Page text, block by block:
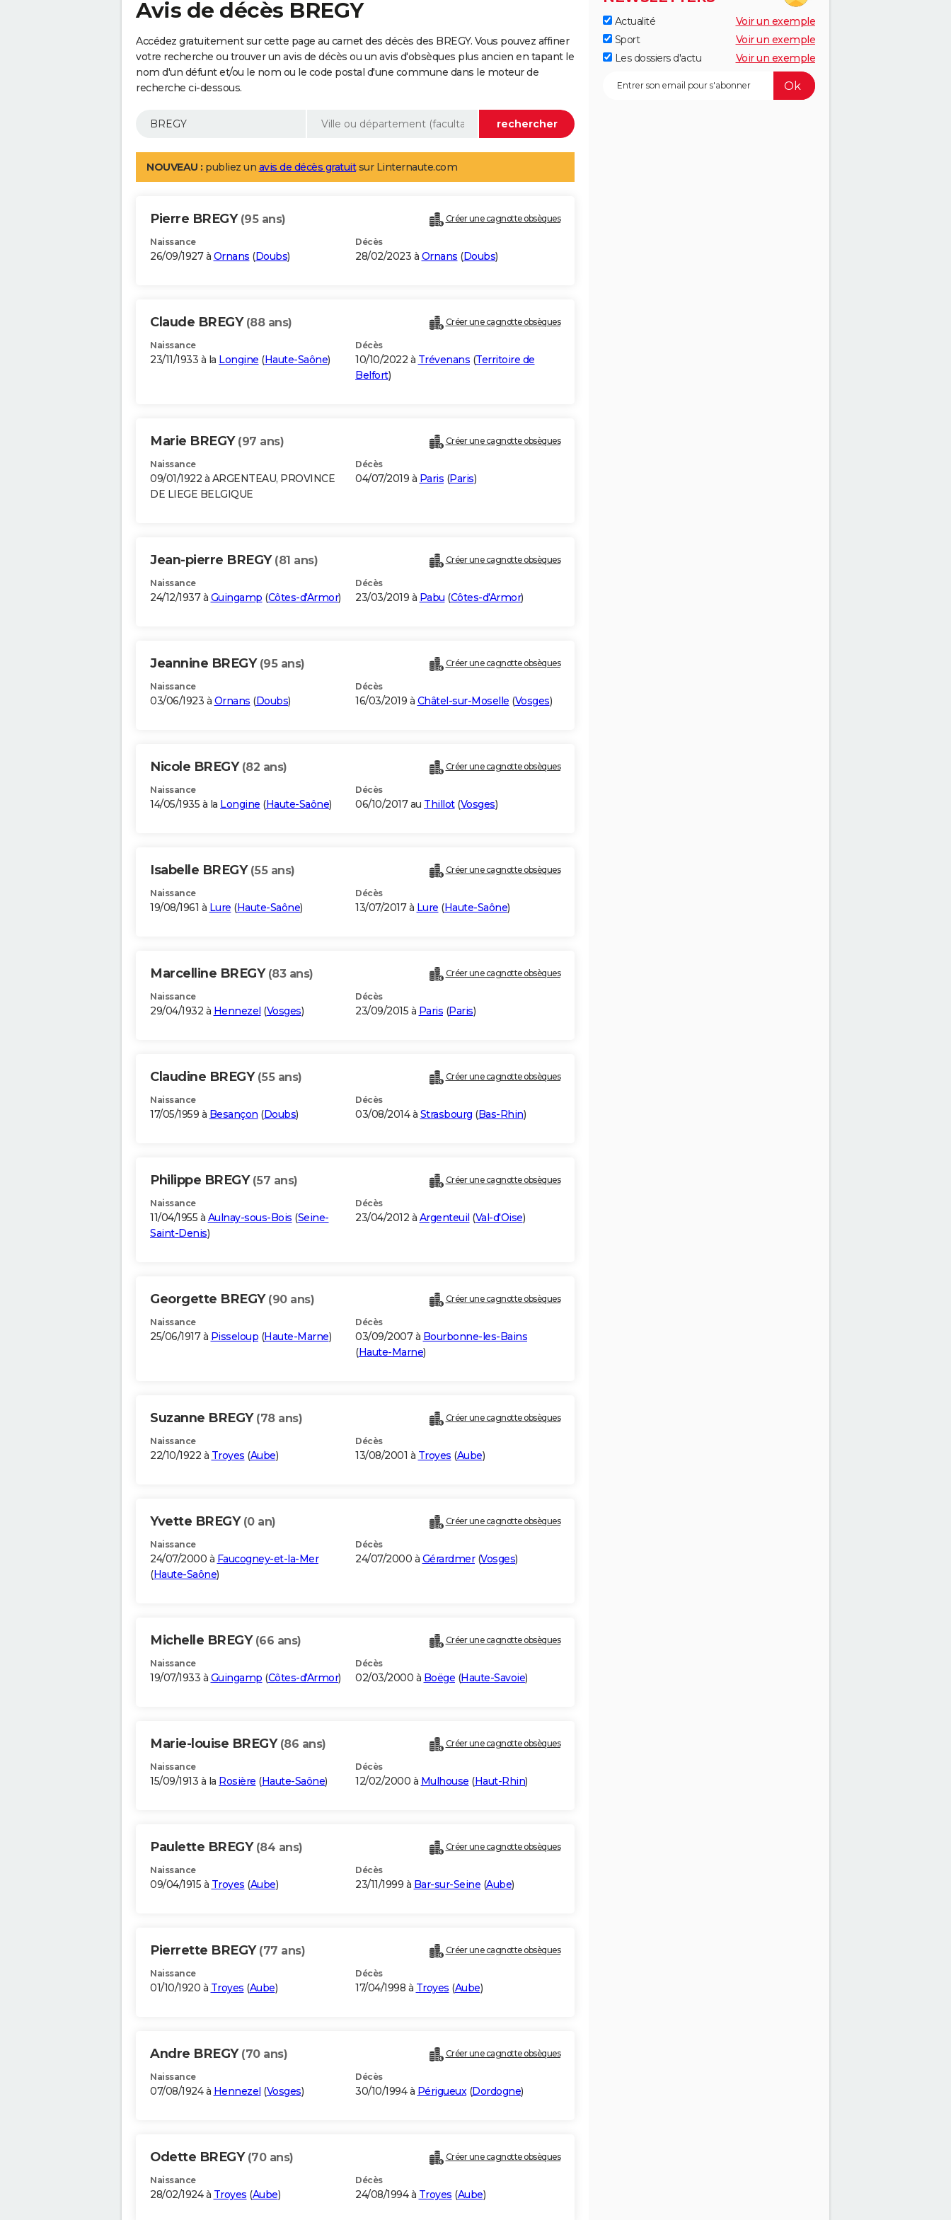
Avis de décès BREGY
Accédez gratuitement sur cette page au carnet des décès des BREGY. Vous pouvez affiner
votre recherche ou trouver un avis de décès ou un avis d'obsèques plus ancien en tapant le
nom d'un défunt et/ou le nom ou le code postal d'une commune dans le moteur de
recherche ci-dessous.
NOUVEAU : publiez un avis de décès gratuitsur Linternaute.com
Pierre BREGY (95 ans) Créer une cagnotte obsèques
Naissance
26/09/1927 à Ornans (Doubs)
Décès
28/02/2023 à Ornans (Doubs)
Claude BREGY (88 ans) Créer une cagnotte obsèques
Naissance
23/11/1933 à la Longine (Haute-Saône)
Décès
10/10/2022 à Trévenans (Territoire de
Belfort)
Marie BREGY (97 ans) Créer une cagnotte obsèques
Naissance
09/01/1922 à ARGENTEAU, PROVINCE
DE LIEGE BELGIQUE
Décès
04/07/2019 à Paris (Paris)
Jean-pierre BREGY (81 ans) Créer une cagnotte obsèques
Naissance
24/12/1937 à Guingamp (Côtes-d'Armor)
Décès
23/03/2019 à Pabu (Côtes-d'Armor)
Jeannine BREGY (95 ans) Créer une cagnotte obsèques
Naissance
03/06/1923 à Ornans (Doubs)
Décès
16/03/2019 à Châtel-sur-Moselle (Vosges)
Nicole BREGY (82 ans) Créer une cagnotte obsèques
Naissance
14/05/1935 à la Longine (Haute-Saône)
Décès
06/10/2017 au Thillot(Vosges)
Isabelle BREGY (55 ans) Créer une cagnotte obsèques
Naissance
19/08/1961 à Lure (Haute-Saône)
Décès
13/07/2017 à Lure (Haute-Saône)
Marcelline BREGY (83 ans) Créer une cagnotte obsèques
Naissance
29/04/1932 à Hennezel (Vosges)
Décès
23/09/2015 à Paris (Paris)
Claudine BREGY (55 ans) Créer une cagnotte obsèques
Naissance
17/05/1959 à Besançon (Doubs)
Décès
03/08/2014 à Strasbourg (Bas-Rhin)
Philippe BREGY (57 ans) Créer une cagnotte obsèques
Naissance
11/04/1955 à Aulnay-sous-Bois (Seine-
Saint-Denis)
Décès
23/04/2012 à Argenteuil (Val-d'Oise)
Georgette BREGY (90 ans) Créer une cagnotte obsèques
Naissance
25/06/1917 à Pisseloup (Haute-Marne)
Décès
03/09/2007 à Bourbonne-les-Bains
(Haute-Marne)
Suzanne BREGY (78 ans) Créer une cagnotte obsèques
Naissance
22/10/1922 à Troyes (Aube)
Décès
13/08/2001 à Troyes (Aube)
Yvette BREGY (0 an) Créer une cagnotte obsèques
Naissance
24/07/2000 à Faucogney-et-la-Mer
(Haute-Saône)
Décès
24/07/2000 à Gérardmer(Vosges)
Michelle BREGY (66 ans) Créer une cagnotte obsèques
Naissance
19/07/1933 à Guingamp (Côtes-d'Armor)
Décès
02/03/2000 à Boëge (Haute-Savoie)
Marie-louise BREGY (86 ans) Créer une cagnotte obsèques
Naissance
15/09/1913 à la Rosière (Haute-Saône)
Décès
12/02/2000 à Mulhouse (Haut-Rhin)
Paulette BREGY (84 ans) Créer une cagnotte obsèques
Naissance
09/04/1915 à Troyes (Aube)
Décès
23/11/1999 à Bar-sur-Seine (Aube)
Pierrette BREGY (77 ans) Créer une cagnotte obsèques
Naissance
01/10/1920 à Troyes (Aube)
Décès
17/04/1998 à Troyes (Aube)
Andre BREGY (70 ans) Créer une cagnotte obsèques
Naissance
07/08/1924 à Hennezel (Vosges)
Décès
30/10/1994 à Périgueux(Dordogne)
Odette BREGY (70 ans) Créer une cagnotte obsèques
Naissance
28/02/1924 à Troyes (Aube)
Décès
24/08/1994 à Troyes (Aube)
Actualité
Voir un exemple
Sport
Voir un exemple
Les dossiers d'actu
Voir un exemple